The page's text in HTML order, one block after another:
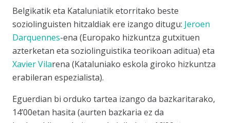
Belgikatik eta Kataluniatik etorritako beste
soziolinguisten hitzaldiak ere izango ditugu: Jeroen
Darquennes-ena (Europako hizkuntza gutxituen
azterketan eta soziolinguistika teorikoan aditua) eta
Xavier Vilarena (Kataluniako eskola giroko hizkuntza
erabileran espezialista).
Eguerdian bi orduko tartea izango da bazkaritarako,
14’00etan hasita (aurten bazkaria ez da